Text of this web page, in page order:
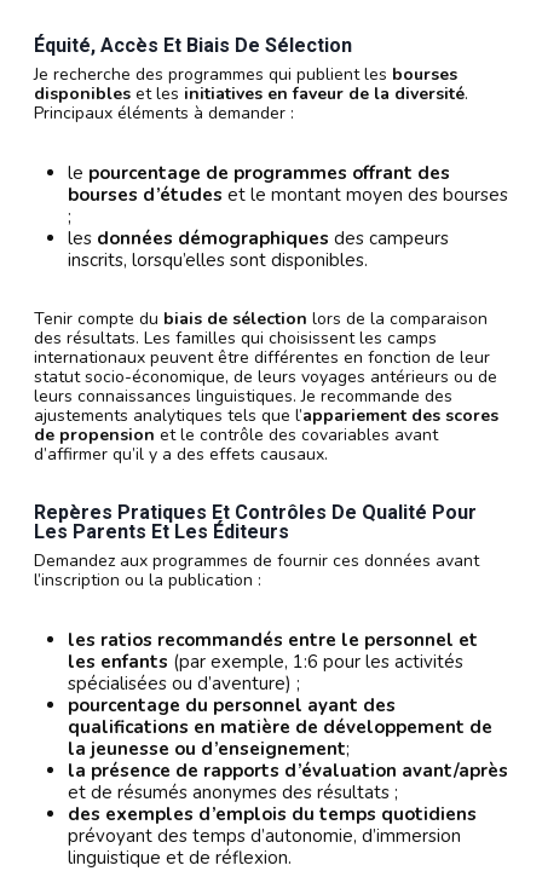
Équité, Accès Et Biais De Sélection
Je recherche des programmes qui publient les bourses
disponibles et les initiatives en faveur de la diversité.
Principaux éléments à demander :
le pourcentage de programmes offrant des
bourses d’études et le montant moyen des bourses
;
les données démographiques des campeurs
inscrits, lorsqu’elles sont disponibles.
Tenir compte du biais de sélection lors de la comparaison
des résultats. Les familles qui choisissent les camps
internationaux peuvent être différentes en fonction de leur
statut socio-économique, de leurs voyages antérieurs ou de
leurs connaissances linguistiques. Je recommande des
ajustements analytiques tels que l’appariement des scores
de propension et le contrôle des covariables avant
d’affirmer qu’il y a des effets causaux.
Repères Pratiques Et Contrôles De Qualité Pour
Les Parents Et Les Éditeurs
Demandez aux programmes de fournir ces données avant
l’inscription ou la publication :
les ratios recommandés entre le personnel et
les enfants (par exemple, 1:6 pour les activités
spécialisées ou d’aventure) ;
pourcentage du personnel ayant des
qualifications en matière de développement de
la jeunesse ou d’enseignement;
la présence de rapports d’évaluation avant/après
et de résumés anonymes des résultats ;
des exemples d’emplois du temps quotidiens
prévoyant des temps d’autonomie, d’immersion
linguistique et de réflexion.